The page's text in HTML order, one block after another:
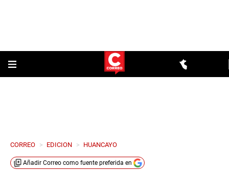
CORREO > EDICION > HUANCAYO
Añadir Correo como fuente preferida en